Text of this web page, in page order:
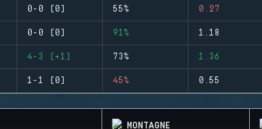
0-0 (0) 55% 0.27
0-0 (0) 91% 1.18
4-3 (+1) 73% 1.36
1-1 (0) 45% 0.55
MONTAGNE